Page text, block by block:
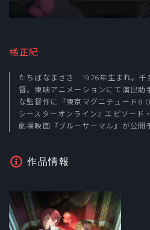
橘正紀
たちばなまさき 1976年生まれ。千
督。東映アニメーションにて演出助
な監督作に『東京マグニチュード
シースターオンライン2 エピソード
劇場映画『ブルーサーマル』が公開
作品情報